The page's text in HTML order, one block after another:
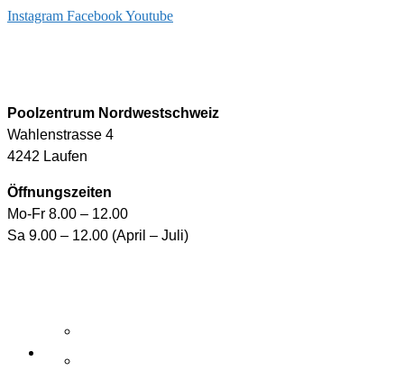
Instagram FacebookYoutube
Poolzentrum Nordwestschweiz
Wahlenstrasse 4
4242 Laufen
Öffnungszeiten
Mo-Fr 8.00 – 12.00
Sa 9.00 – 12.00 (April – Juli)